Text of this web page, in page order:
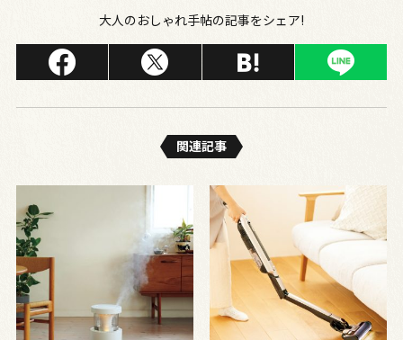
大人のおしゃれ手帖の記事をシェア!
関連記事